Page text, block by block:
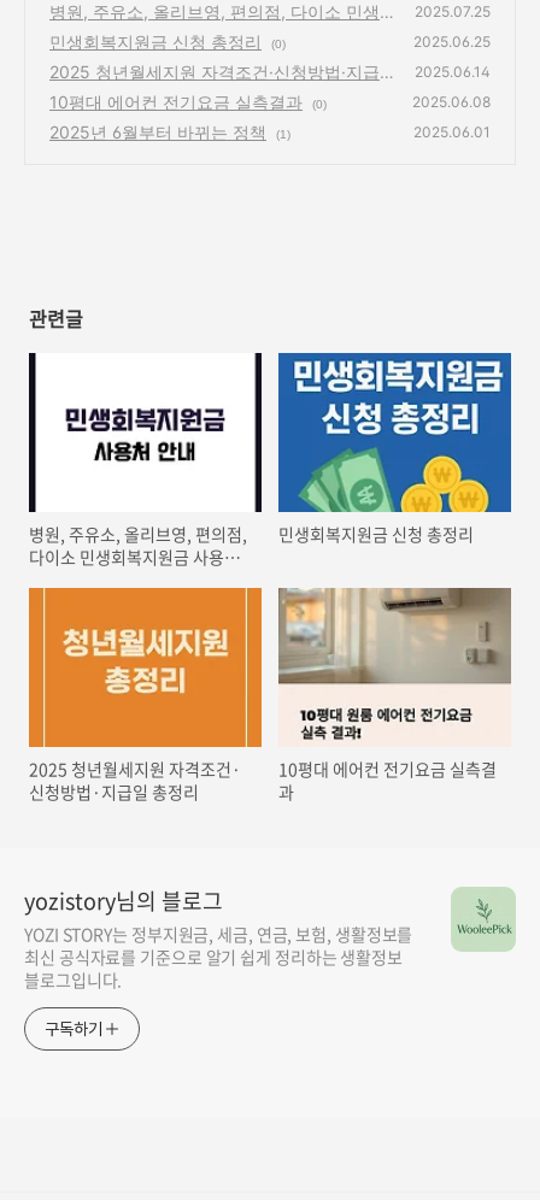
병원, 주유소, 올리브영, 편의점, 다이소 민생
회복지원금 사용처 안내
(0)
2025.07.25
민생회복지원금 신청 총정리 (0) 2025.06.25
2025 청년월세지원 자격조건·신청방법·지급
일 총정리
(0)
2025.06.14
10평대 에어컨 전기요금 실측결과 (0) 2025.06.08
2025년 6월부터 바뀌는 정책 (1) 2025.06.01
관련글
병원, 주유소, 올리브영, 편의점,
다이소 민생회복지원금 사용처
민생회복지원금 신청 총정리
2025 청년월세지원 자격조건·
신청방법·지급일 총정리
10평대 에어컨 전기요금 실측결
과
yozistory님의 블로그
YOZI STORY는 정부지원금, 세금, 연금, 보험, 생활정보를
최신 공식자료를 기준으로 알기 쉽게 정리하는 생활정보
블로그입니다.
구독하기